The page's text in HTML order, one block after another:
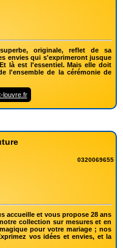
originale, reflet de sa
envies qui s'exprimeront jusque
là est l'essentiel. Mais elle doit
l'ensemble de la cérémonie de
louvre.fr
0320069655
accueille et vous propose 28 ans
collection sur mesures et en
pour votre mariage ; nos
vos idées et envies, et la